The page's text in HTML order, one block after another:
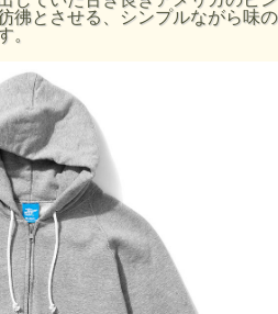
る各部の縫製は凹凸が少なく頑
日常使いにおける摩擦や伸縮に
杢グレー）は、オーセンティッ
質感を絶妙に再現しており、ふ
肌触りが特徴。発色が良く上品
反応染め）カラーは、素材本来
い感を楽しむことができ、スウ
目と、様々なスタイルへの着回
特有の生地やステッチの凹凸に
（顔料染め）カラーは他には
洗濯の度に表面から徐々に色褪
くので、長く愛用するほどに上
象が変わっていきます。
彿とさせる、シンプルながら味の
。